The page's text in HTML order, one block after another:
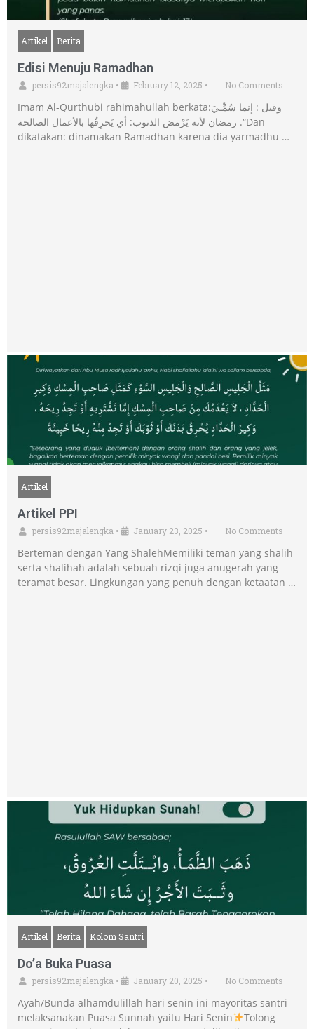
Artikel Berita
Edisi Menuju Ramadhan
persis92majalengka • February 12, 2025 • No Comments
Imam Al-Qurthubi rahimahullah berkata:ﻭﻗﻴﻞ : ﺇﻧﻤﺎ ﺳُﻤِّـﻲَ
ﺭﻣﻀﺎﻥ ﻷﻧﻪ ﻳَﺮْﻣﺾ ﺍﻟﺬﻧﻮﺏ: ﺃﻱ ﻳَﺤﺮِﻗُﻬﺎ ﺑﺎﻷﻋﻤﺎﻝ ﺍﻟﺼﺎﻟﺤﺔ .“Dan
dikatakan: dinamakan Ramadhan karena dia yarmadhu …
Artikel
Artikel PPI
persis92majalengka • January 23, 2025 • No Comments
Berteman dengan Yang ShalehMemiliki teman yang shalih
serta shalihah adalah sebuah rizqi juga anugerah yang
teramat besar. Lingkungan yang penuh dengan ketaatan …
Artikel Berita Kolom Santri
Do’a Buka Puasa
persis92majalengka • January 20, 2025 • No Comments
Ayah/Bunda alhamdulillah hari senin ini mayoritas santri
melaksanakan Puasa Sunnah yaitu Hari Senin
Tolong